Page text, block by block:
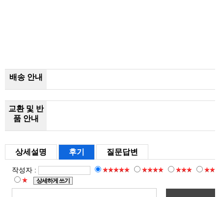
배송 안내
교환 및 반
품 안내
상세설명 후기 질문답변